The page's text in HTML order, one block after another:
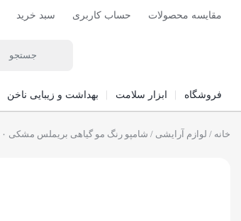
مقایسه محصولات حساب کاربری سبد خرید
فروشگاه ابزار سلامت بهداشت و زیبایی ناخن
خانه / لوازم آرایشی / شامپو رنگ مو گیاهی بریملس مشکی ۵۰۰ میل